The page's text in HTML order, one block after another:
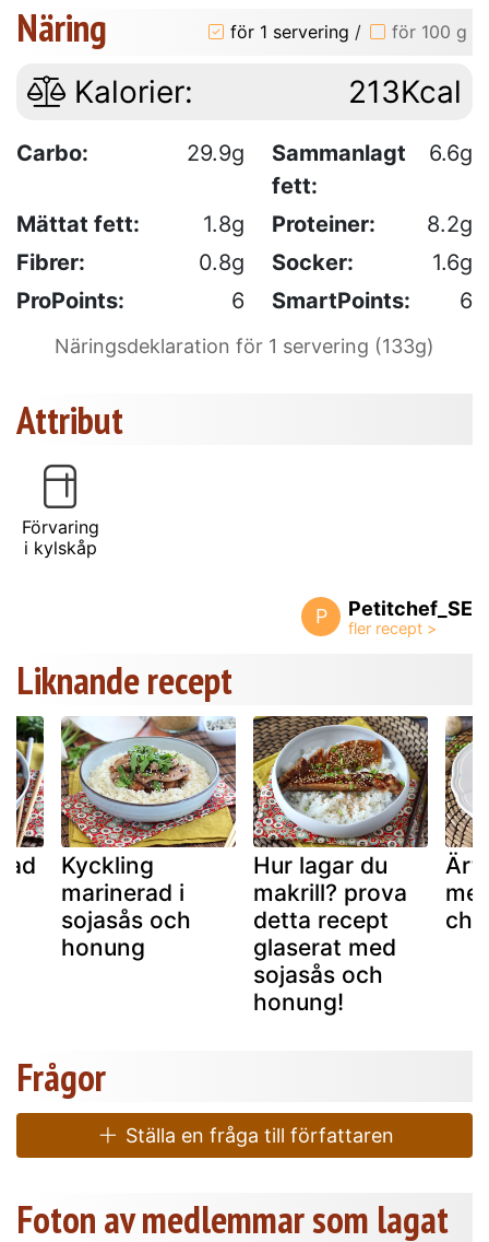
Näring för 1 servering / för 100 g
Kalorier: 213Kcal
Carbo: 29.9g
Sammanlagt
fett:
6.6g
Mättat fett: 1.8g Proteiner:
8.2g
Fibrer:
0.8g Socker:
1.6g
ProPoints:
6 SmartPoints: 6
Näringsdeklaration för 1 servering (133g)
Attribut
Förvaring
i kylskåp
P Petitchef_SE
Liknande recept
Kyckling
marinerad i
sojasås och
honung
Hur lagar du
makrill? prova
detta recept
glaserat med
sojasås och
honung!
Frågor
Ställa en fråga till författaren
Foton av medlemmar som lagat